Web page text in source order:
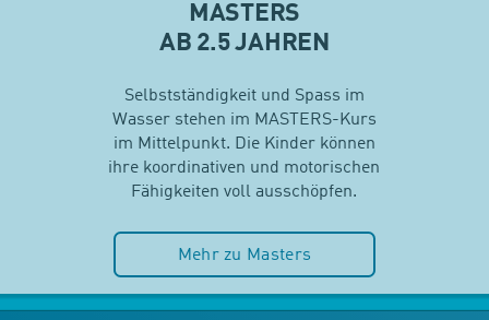
MASTERS
AB 2.5 JAHREN
Selbstständigkeit und Spass im
Wasser stehen im MASTERS-Kurs
im Mittelpunkt. Die Kinder können
ihre koordinativen und motorischen
Fähigkeiten voll ausschöpfen.
Mehr zu Masters